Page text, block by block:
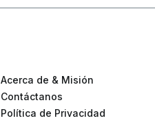
Acerca de & Misión
Contáctanos
Política de Privacidad